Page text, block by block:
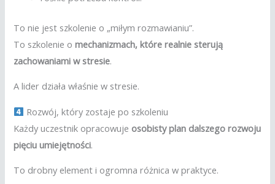
To nie jest szkolenie o „miłym rozmawianiu”.
To szkolenie omechanizmach, które realnie sterują
zachowaniami w stresie.
A lider działa właśnie w stresie.
Rozwój, który zostaje po szkoleniu
Każdy uczestnik opracowuje osobisty plan dalszego rozwoju
pięciu umiejętności.
To drobny element i ogromna różnica w praktyce.